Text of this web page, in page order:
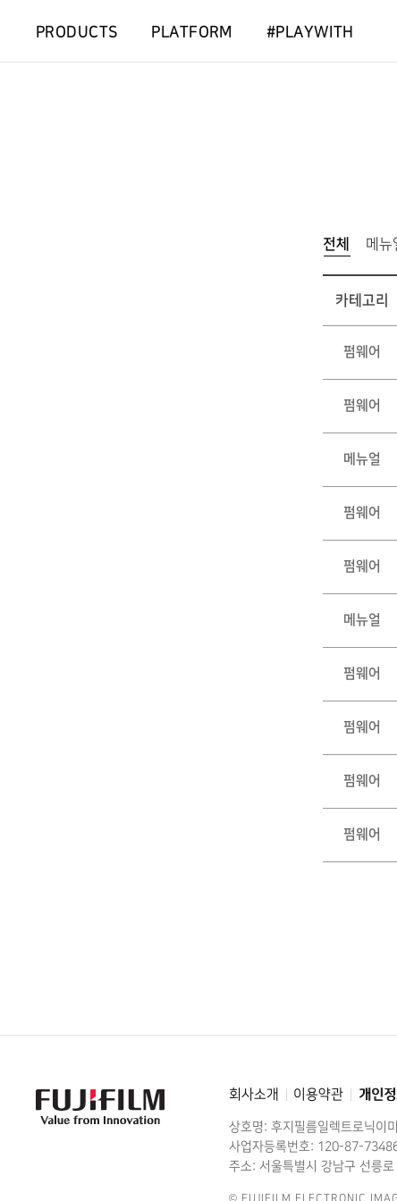
PRODUCTS PLATFORM #PLAYWITH
전체
택
됨
메뉴
카테고리
펌웨어
펌웨어
메뉴얼
펌웨어
펌웨어
메뉴얼
펌웨어
펌웨어
펌웨어
펌웨어
© FUJIFILM ELECTRONIC
회사소개 이용약관 개인
상호명: 후지필름일렉트로닉이
사업자등록번호: 120-87-
주소: 서울특별시 강남구 선릉